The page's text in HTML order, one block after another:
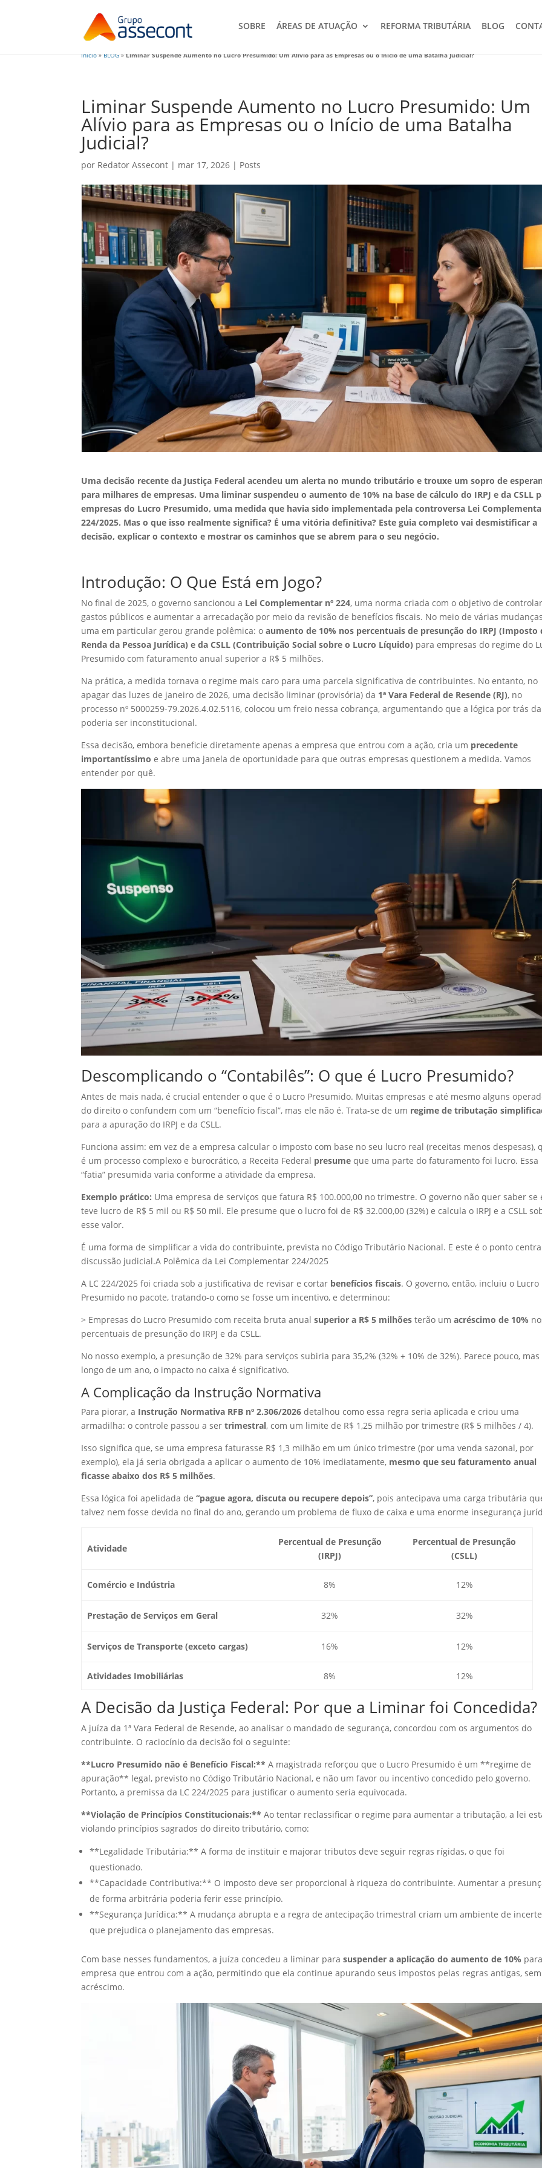
SOBRE ÁREAS DE ATUAÇÃO REFORMA TRIBUTÁRIA BLOG
Início»BLOG»Liminar Suspende Aumento no Lucro Presumido: Um Alívio para as Empresas ou o Início de uma Batalha Judicial?
Liminar Suspende Aumento no Lucro Presumido: Um
Alívio para as Empresas ou o Início de uma Batalha
Judicial?
por Redator Assecont | mar 17, 2026 | Posts
Uma decisão recente da Justiça Federal acendeu um alerta no mundo tributário e trouxe um sopro de
para milhares de empresas. Uma liminar suspendeu o aumento de 10% na base de cálculo do IRPJ e da CSLL
empresas do Lucro Presumido, uma medida que havia sido implementada pela controversa Lei
224/2025. Mas o que isso realmente significa? É uma vitória definitiva? Este guia completo vai desmistificar a
decisão, explicar o contexto e mostrar os caminhos que se abrem para o seu negócio.
Introdução: O Que Está em Jogo?
No final de 2025, o governo sancionou a Lei Complementar nº 224, uma norma criada com o objetivo de controlar
gastos públicos e aumentar a arrecadação por meio da revisão de benefícios fiscais. No meio de várias
uma em particular gerou grande polêmica: oaumento de 10% nos percentuais de presunção do IRPJ (Imposto
Renda da Pessoa Jurídica) e da CSLL (Contribuição Social sobre o Lucro Líquido) para empresas do regime do
Presumido com faturamento anual superior a R$ 5 milhões.
Na prática, a medida tornava o regime mais caro para uma parcela significativa de contribuintes. No entanto, no
apagar das luzes de janeiro de 2026, uma decisão liminar (provisória) da 1ª Vara Federal de Resende (RJ), no
processo nº 5000259-79.2026.4.02.5116, colocou um freio nessa cobrança, argumentando que a lógica por trás
poderia ser inconstitucional.
Essa decisão, embora beneficie diretamente apenas a empresa que entrou com a ação, cria um precedente
importantíssimo e abre uma janela de oportunidade para que outras empresas questionem a medida. Vamos
entender por quê.
Descomplicando o “Contabilês”: O que é Lucro Presumido?
Antes de mais nada, é crucial entender o que é o Lucro Presumido. Muitas empresas e até mesmo alguns
do direito o confundem com um “benefício fiscal”, mas ele não é. Trata-se de um regime de tributação
para a apuração do IRPJ e da CSLL.
Funciona assim: em vez de a empresa calcular o imposto com base no seu lucro real (receitas menos despesas),
é um processo complexo e burocrático, a Receita Federal presume que uma parte do faturamento foi lucro. Essa
“fatia” presumida varia conforme a atividade da empresa.
Exemplo prático: Uma empresa de serviços que fatura R$ 100.000,00 no trimestre. O governo não quer saber se
teve lucro de R$ 5 mil ou R$ 50 mil. Ele presume que o lucro foi de R$ 32.000,00 (32%) e calcula o IRPJ e a CSLL
esse valor.
É uma forma de simplificar a vida do contribuinte, prevista no Código Tributário Nacional. E este é o ponto
discussão judicial.A Polêmica da Lei Complementar 224/2025
A LC 224/2025 foi criada sob a justificativa de revisar e cortar benefícios fiscais. O governo, então, incluiu o Lucro
Presumido no pacote, tratando-o como se fosse um incentivo, e determinou:
> Empresas do Lucro Presumido com receita bruta anualsuperior a R$ 5 milhões terão umacréscimo de 10%
percentuais de presunção do IRPJ e da CSLL.
No nosso exemplo, a presunção de 32% para serviços subiria para 35,2% (32% + 10% de 32%). Parece pouco, mas
longo de um ano, o impacto no caixa é significativo.
A Complicação da Instrução Normativa
Para piorar, a Instrução Normativa RFB nº 2.306/2026 detalhou como essa regra seria aplicada e criou uma
armadilha: o controle passou a sertrimestral, com um limite de R$ 1,25 milhão por trimestre (R$ 5 milhões / 4).
Isso significa que, se uma empresa faturasse R$ 1,3 milhão em um único trimestre (por uma venda sazonal, por
exemplo), ela já seria obrigada a aplicar o aumento de 10% imediatamente, mesmo que seu faturamento anual
ficasse abaixo dos R$ 5 milhões.
Essa lógica foi apelidada de“pague agora, discuta ou recupere depois”, pois antecipava uma carga tributária
talvez nem fosse devida no final do ano, gerando um problema de fluxo de caixa e uma enorme insegurança
Atividade
Percentual de Presunção
(IRPJ)
Percentual de Presunção
(CSLL)
Comércio e Indústria 8% 12%
Prestação de Serviços em Geral 32% 32%
Serviços de Transporte (exceto cargas) 16% 12%
Atividades Imobiliárias 8% 12%
A Decisão da Justiça Federal: Por que a Liminar foi Concedida?
A juíza da 1ª Vara Federal de Resende, ao analisar o mandado de segurança, concordou com os argumentos do
contribuinte. O raciocínio da decisão foi o seguinte:
**Lucro Presumido não é Benefício Fiscal:** A magistrada reforçou que o Lucro Presumido é um **regime de
apuração** legal, previsto no Código Tributário Nacional, e não um favor ou incentivo concedido pelo governo.
Portanto, a premissa da LC 224/2025 para justificar o aumento seria equivocada.
**Violação de Princípios Constitucionais:** Ao tentar reclassificar o regime para aumentar a tributação, a lei
violando princípios sagrados do direito tributário, como:
**Legalidade Tributária:** A forma de instituir e majorar tributos deve seguir regras rígidas, o que foi
questionado.
**Capacidade Contributiva:** O imposto deve ser proporcional à riqueza do contribuinte. Aumentar a
de forma arbitrária poderia ferir esse princípio.
**Segurança Jurídica:** A mudança abrupta e a regra de antecipação trimestral criam um ambiente de
que prejudica o planejamento das empresas.
Com base nesses fundamentos, a juíza concedeu a liminar parasuspender a aplicação do aumento de 10%
empresa que entrou com a ação, permitindo que ela continue apurando seus impostos pelas regras antigas,
acréscimo.